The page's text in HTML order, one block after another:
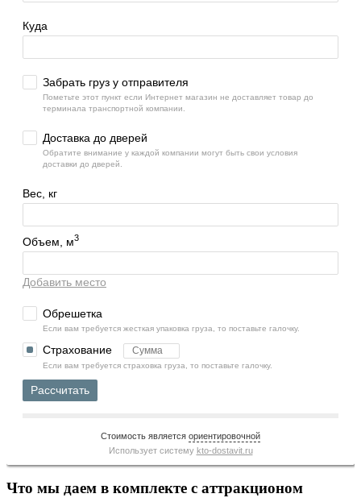
Куда
Забрать груз у отправителя
Пометьте этот пункт если Интернет магазин не доставляет товар до
терминала транспортной компании.
Доставка до дверей
Обратите внимание у каждой компании могут быть свои условия
доставки до дверей.
Вес, кг
Объем, м3
Добавить место
Обрешетка
Если вам требуется жесткая упаковка груза, то поставьте галочку.
Страхование
Если вам требуется страховка груза, то поставьте галочку.
Рассчитать
Стоимость является ориентировочной
Использует систему kto-dostavit.ru
Что мы даем в комплекте с аттракционом